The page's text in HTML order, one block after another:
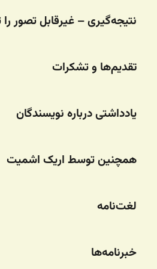
نتیجه‌گیری – غیرقابل تصور
تقدیم‌ها و تشکرات
یادداشتی درباره نویسندگان
همچنین توسط اریک اشمیت
لغت‌نامه
خبرنامه‌ها